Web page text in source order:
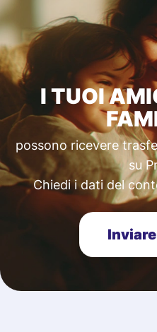
I TUOI
possono ricevere
su
Chiedi i dati del